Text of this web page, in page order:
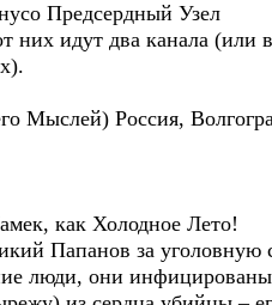
Узел
два канала (или
Мыслей) Россия,
как Холодное Лето!
Папанов за уголовную
люди, они инфицированы